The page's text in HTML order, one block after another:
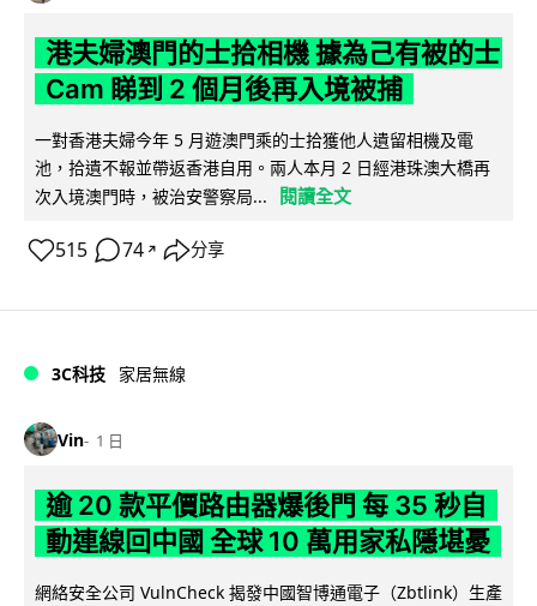
港夫婦澳門的士拾相機 據為己有被的士
Cam 睇到 2 個月後再入境被捕
一對香港夫婦今年 5 月遊澳門乘的士拾獲他人遺留相機及電
池，拾遺不報並帶返香港自用。兩人本月 2 日經港珠澳大橋再
次入境澳門時，被治安警察局...
閱讀全文
515 74 ↗ 分享
3C科技 家居無線
Vin 1 日
逾 20 款平價路由器爆後門 每 35 秒自
動連線回中國 全球 10 萬用家私隱堪憂
網絡安全公司 VulnCheck 揭發中國智博通電子（Zbtlink）生產